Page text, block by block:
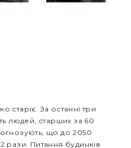
старіє. За останні три
людей, старших за 60
що до 2050
рази. Питання будинків